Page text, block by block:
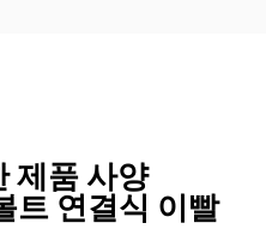
제품 사양
트 연결식 이빨